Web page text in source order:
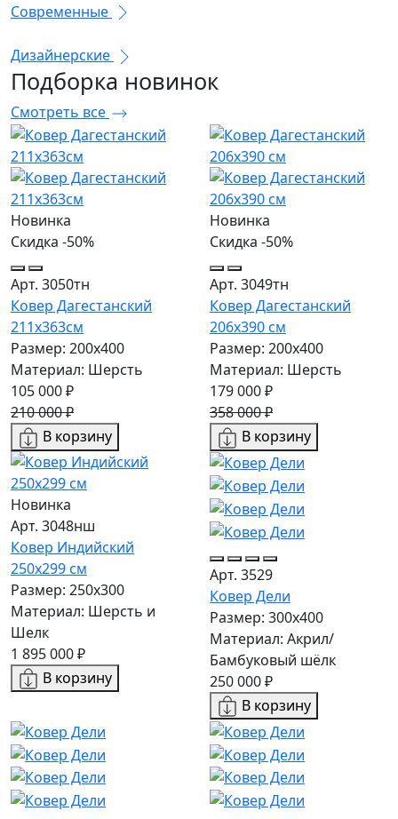
Современные
Дизайнерские
Подборка новинок
Смотреть все
Новинка
Скидка -50%
Арт. 3050тн
Ковер Дагестанский
211x363см
Размер: 200х400
Материал: Шерсть
105 000 ₽
210 000 ₽
В корзину
Новинка
Скидка -50%
Арт. 3049тн
Ковер Дагестанский
206x390 см
Размер: 200х400
Материал: Шерсть
179 000 ₽
358 000 ₽
В корзину
Новинка
Арт. 3048нш
Ковер Индийский
250x299 см
Размер: 250x300
Материал: Шерсть и
Шелк
1 895 000 ₽
В корзину
Арт. 3529
Ковер Дели
Размер: 300х400
Материал: Акрил/
Бамбуковый шёлк
250 000 ₽
В корзину